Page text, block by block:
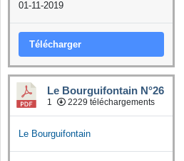
01-11-2019
Télécharger
Le Bourguifontain N°26
1 2229 téléchargements
Le Bourguifontain